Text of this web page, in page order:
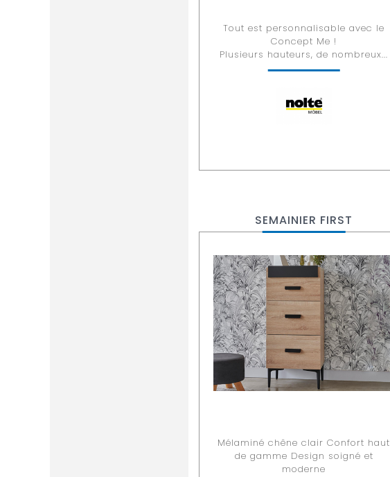
Tout est personnalisable avec le
Concept Me !
Plusieurs hauteurs, de nombreux...
SEMAINIER FIRST
Mélaminé chêne clair Confort haut
de gamme Design soigné et
moderne